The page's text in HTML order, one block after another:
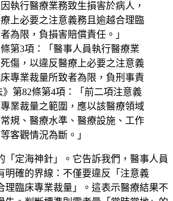
執行醫療業務致生損害於病人，
上必要之注意義務且逾越合理臨
為限，負損害賠償責任。」
條第3項：「醫事人員執行醫療業
傷，以違反醫療上必要之注意義
專業裁量所致者為限，負刑事責
第82條第4項：「前二項注意義
業裁量之範圍，應以該醫療領域
規、醫療水準、醫療設施、工作
客觀情況為斷。」
「定海神針」。它告訴我們，醫事人員
明確的界線：不僅要違反「注意義
理臨床專業裁量」。這表示醫療結果不